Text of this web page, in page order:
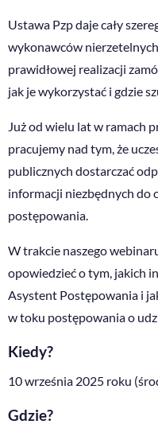
Ustawa Pzp daje cały
wykonawców
prawidłowej realizacji
jak je wykorzystać i gdzie
Już od wielu lat w ramach
pracujemy nad tym, że
publicznych dostarczać
informacji niezbędnych do
postępowania.
W trakcie naszego
opowiedzieć o tym, jakich
Asystent Postępowania i
w toku postępowania o
Kiedy?
10 września 2025 roku
Gdzie?